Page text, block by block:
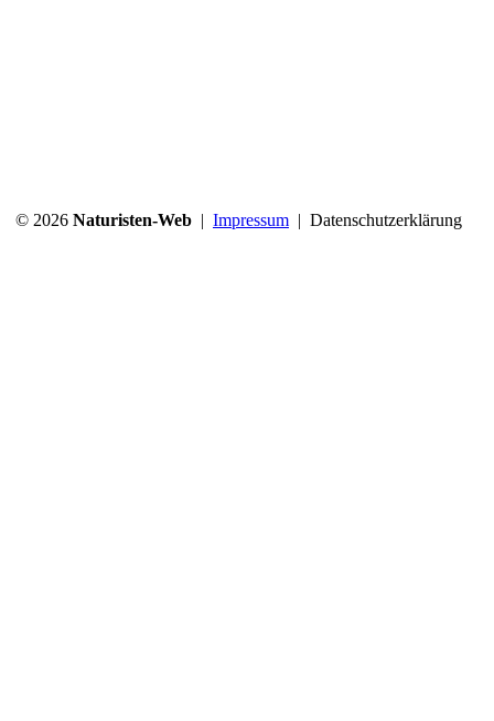
© 2026 Naturisten-Web | Impressum | Datenschutzerklärung